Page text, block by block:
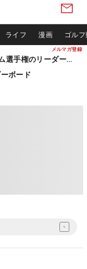
メルマガ登録
ライフ 漫画 ゴル
松山英樹ら出場 ウィンダム選手権のリーダーボード
ボード